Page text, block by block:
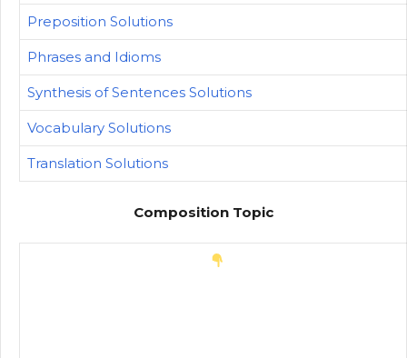
Preposition Solutions
Phrases and Idioms
Synthesis of Sentences Solutions
Vocabulary Solutions
Translation Solutions
Composition Topic